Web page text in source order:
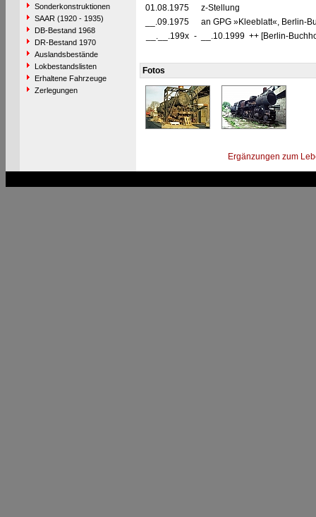
Sonderkonstruktionen
SAAR (1920 - 1935)
DB-Bestand 1968
DR-Bestand 1970
Auslandsbestände
Lokbestandslisten
Erhaltene Fahrzeuge
Zerlegungen
01.08.1975
z-Stellung
__.09.1975
an GPG »Kleeblatt«, Berlin-
__.__.199x - __.10.1999 ++ [Berlin-
Fotos
Ergänzungen zum